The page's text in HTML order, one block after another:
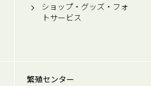
ショップ・グッズ・フォ
トサービス
繁殖センター